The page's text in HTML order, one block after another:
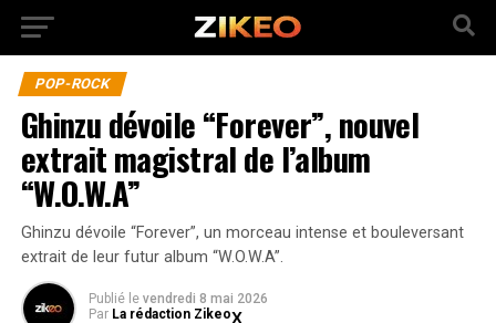
POP-ROCK
Ghinzu dévoile “Forever”, nouvel
extrait magistral de l’album
“W.O.W.A”
Ghinzu dévoile “Forever”, un morceau intense et bouleversant
extrait de leur futur album “W.O.W.A”.
Publié le vendredi 8 mai 2026
Par La rédaction Zikeo